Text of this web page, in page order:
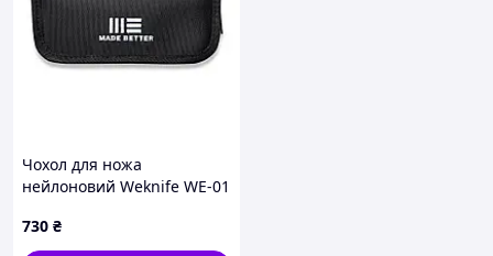
Чохол для ножа
нейлоновий Weknife WE-01
730 ₴